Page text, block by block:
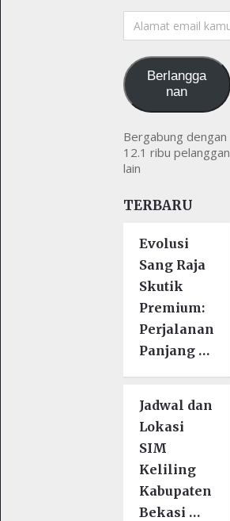
Alamat
email
Berlangga
nan
Bergabung dengan
12.1 ribu pelanggan
lain
TERBARU
Evolusi
Sang Raja
Skutik
Premium:
Perjalanan
Panjang …
Jadwal dan
Lokasi
SIM
Keliling
Kabupaten
Bekasi …